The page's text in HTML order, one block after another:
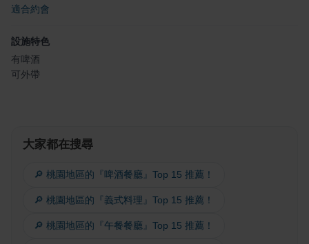
適合約會
設施特色
有啤酒
可外帶
大家都在搜尋
🔎 桃園地區的『啤酒餐廳』Top 15 推薦！
🔎 桃園地區的『義式料理』Top 15 推薦！
🔎 桃園地區的『午餐餐廳』Top 15 推薦！